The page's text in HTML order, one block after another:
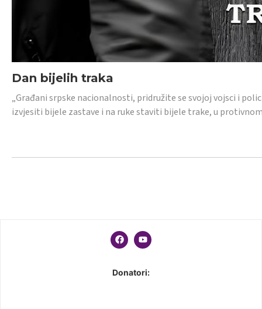
Dan bijelih traka
„Građani srpske nacionalnosti, pridružite se svojoj vojsci i
izvjesiti bijele zastave i na ruke staviti bijele trake, u
Donatori: